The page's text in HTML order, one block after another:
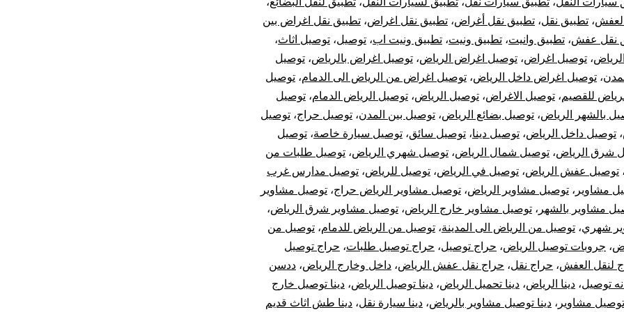
، تطبيق نقل، تطبيق نقل أغراض، تطبيق نقل اغراض، تطبيق نقل اغراض بين
نقل عفش، تطبيق وانيت، تطبيق ونيت، تطبيق ونيت اب، توصيل، توصيل اثاث،
، توصيل اغراض، توصيل اغراض الرياض، توصيل اغراض بالرياض، توصيل
، توصيل اغراض داخل الرياض، توصيل اغراض من الرياض الى الدمام، توصيل
للقصيم، توصيل الاغراض، توصيل الرياض، توصيل الرياض الدمام، توصيل
بالشهر الرياض، توصيل بضائع الرياض، توصيل بين المدن، توصيل حراج، توصيل
، توصيل داخل الرياض، توصيل دينا، توصيل سائق، توصيل سيارة خاصة، توصيل
شرق الرياض، توصيل شمال الرياض، توصيل شهري الرياض، توصيل طلبات من
، توصيل عفش الرياض، توصيل في الرياض، توصيل للرياض، توصيل مدارس غرب
مشاوير ، توصيل مشاوير الرياض، توصيل مشاوير الرياض حراج، توصيل مشاوير
مشاوير بالشهر ، توصيل مشاوير خارج الرياض، توصيل مشاوير شرق الرياض،
شهري، توصيل من الرياض الى المدينة، توصيل من الرياض للدمام، توصيل من
، جروبات توصيل الرياض، حراج توصيل، حراج توصيل طلبات، حراج توصيل
لنقل العفش، حراج نقل، حراج نقل عفش الرياض، داخل وخارج الرياض، ددسن
توصيل، دينا الرياض، دينا تحميل الرياض، دينا توصيل الرياض، دينا توصيل خارج
توصيل مشاوير ، دينا توصيل مشاوير بالرياض، دينا سيارة نقل، دينا طش اثاث قديم